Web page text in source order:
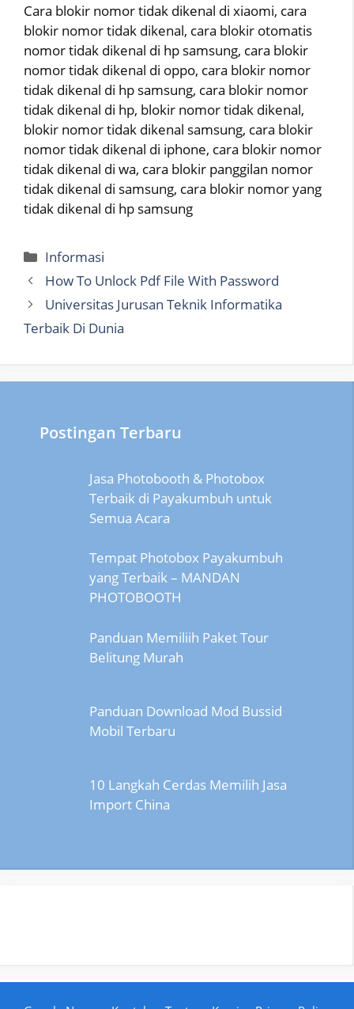
Cara blokir nomor tidak dikenal di xiaomi, cara
blokir nomor tidak dikenal, cara blokir otomatis
nomor tidak dikenal di hp samsung, cara blokir
nomor tidak dikenal di oppo, cara blokir nomor
tidak dikenal di hp samsung, cara blokir nomor
tidak dikenal di hp, blokir nomor tidak dikenal,
blokir nomor tidak dikenal samsung, cara blokir
nomor tidak dikenal di iphone, cara blokir nomor
tidak dikenal di wa, cara blokir panggilan nomor
tidak dikenal di samsung, cara blokir nomor yang
tidak dikenal di hp samsung
Categories
Informasi
How To Unlock Pdf File With Password
Universitas Jurusan Teknik Informatika
Terbaik Di Dunia
Postingan Terbaru
Jasa Photobooth & Photobox
Terbaik di Payakumbuh untuk
Semua Acara
Tempat Photobox Payakumbuh
yang Terbaik – MANDAN
PHOTOBOOTH
Panduan Memiliih Paket Tour
Belitung Murah
Panduan Download Mod Bussid
Mobil Terbaru
10 Langkah Cerdas Memilih Jasa
Import China